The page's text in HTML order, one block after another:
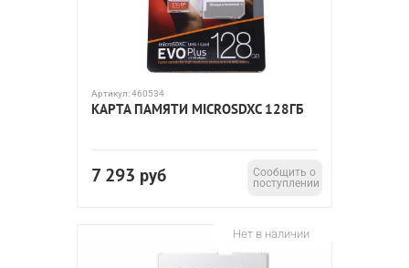
Артикул:460534
КАРТА ПАМЯТИ MICROSDXC 128ГБ
7 293 руб
Сообщить о
поступлении
Нет в наличии